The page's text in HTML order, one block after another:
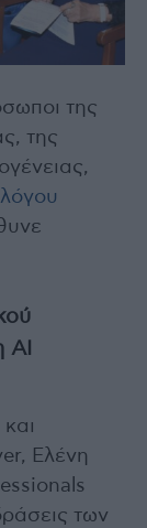
της
της
AI
Ελένη
των